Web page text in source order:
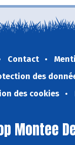
Contact
des
des cookies
Montee